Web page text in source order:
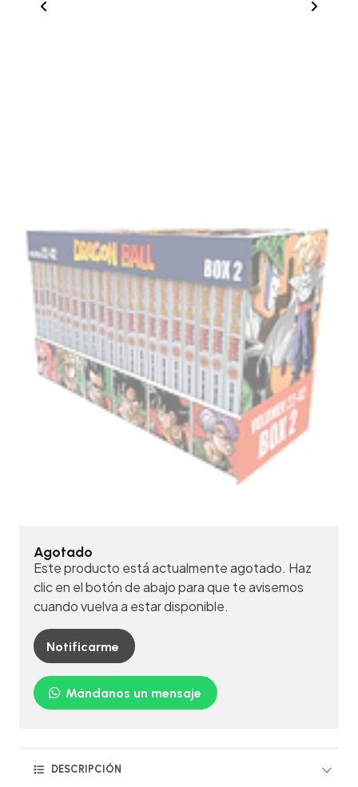
Agotado
Este producto está actualmente agotado. Haz
clic en el botón de abajo para que te avisemos
cuando vuelva a estar disponible.
Notificarme
Mándanos un mensaje
DESCRIPCIÓN